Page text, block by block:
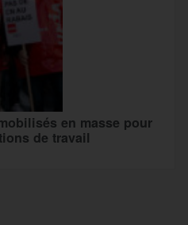
en masse pour
de travail